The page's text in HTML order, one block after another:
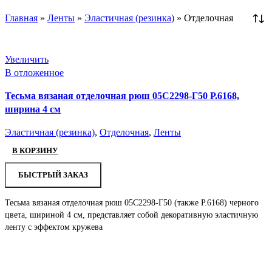
Главная » Ленты » Эластичная (резинка) » Отделочная
Увеличить
В отложенное
Тесьма вязаная отделочная рюш 05С2298-Г50 Р.6168,
ширина 4 см
Эластичная (резинка), Отделочная, Ленты
В КОРЗИНУ
БЫСТРЫЙ ЗАКАЗ
Тесьма вязаная отделочная рюш 05С2298-Г50 (также Р.6168) черного
цвета, шириной 4 см, представляет собой декоративную эластичную
ленту с эффектом кружева